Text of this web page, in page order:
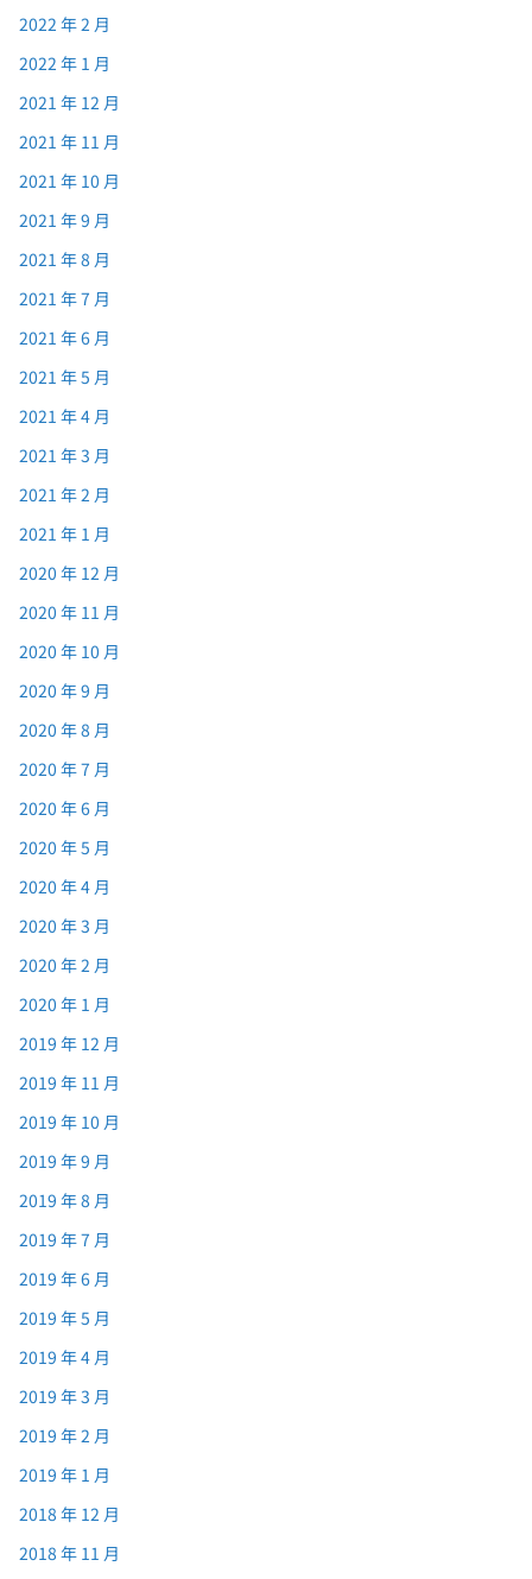
2022 年 2 月
2022 年 1 月
2021 年 12 月
2021 年 11 月
2021 年 10 月
2021 年 9 月
2021 年 8 月
2021 年 7 月
2021 年 6 月
2021 年 5 月
2021 年 4 月
2021 年 3 月
2021 年 2 月
2021 年 1 月
2020 年 12 月
2020 年 11 月
2020 年 10 月
2020 年 9 月
2020 年 8 月
2020 年 7 月
2020 年 6 月
2020 年 5 月
2020 年 4 月
2020 年 3 月
2020 年 2 月
2020 年 1 月
2019 年 12 月
2019 年 11 月
2019 年 10 月
2019 年 9 月
2019 年 8 月
2019 年 7 月
2019 年 6 月
2019 年 5 月
2019 年 4 月
2019 年 3 月
2019 年 2 月
2019 年 1 月
2018 年 12 月
2018 年 11 月